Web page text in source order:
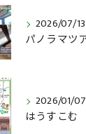
2026/07/13
2026/01/07